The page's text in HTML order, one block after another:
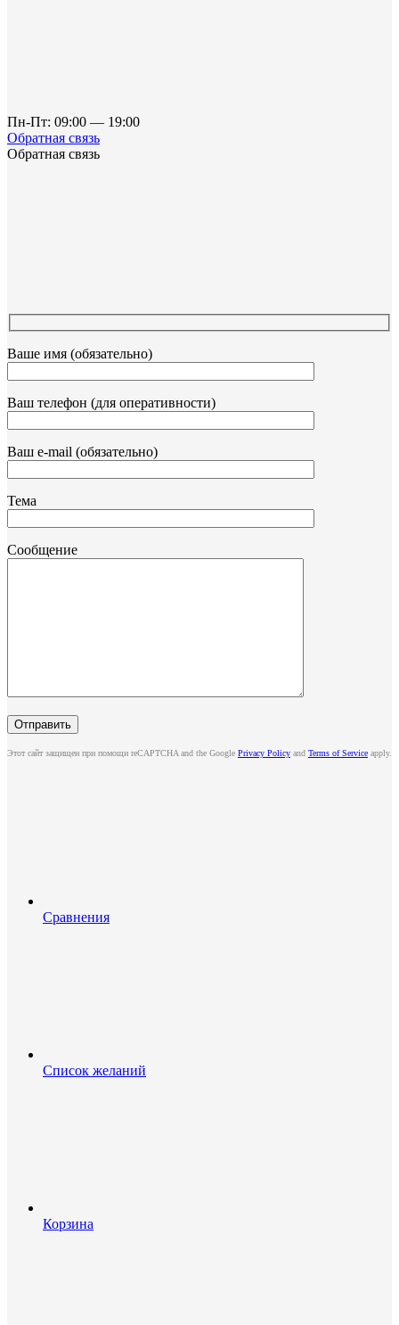
Пн-Пт: 09:00 — 19:00
Обратная связь
Обратная связь
Ваше имя (обязательно)
Ваш телефон (для оперативности)
Ваш e-mail (обязательно)
Тема
Сообщение
Этот сайт защищен при помощи reCAPTCHA and the Google Privacy Policy and Terms of Service apply.
Сравнения
Список желаний
Корзина